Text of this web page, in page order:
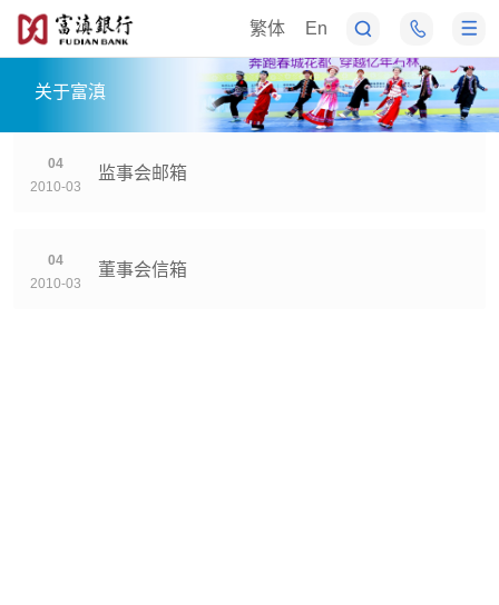
繁体 En
关于富滇
04
2010-03
监事会邮箱
04
2010-03
董事会信箱